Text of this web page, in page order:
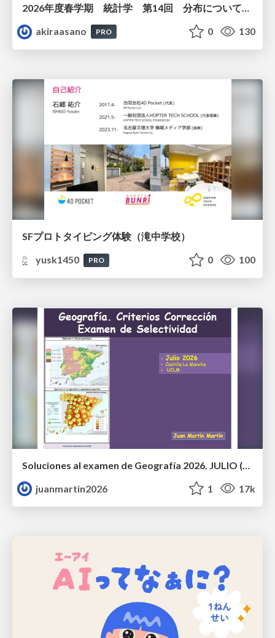
akiraasano
PRO 0 130
SFプロトタイピング体験（滝中学校）
yusk1450
PRO 0 100
juanmartin2026
1 17k